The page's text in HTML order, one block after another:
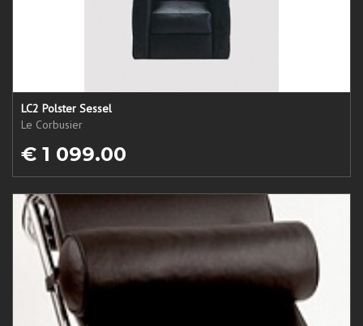
LC2 Polster Sessel
Le Corbusier
€ 1 099.00